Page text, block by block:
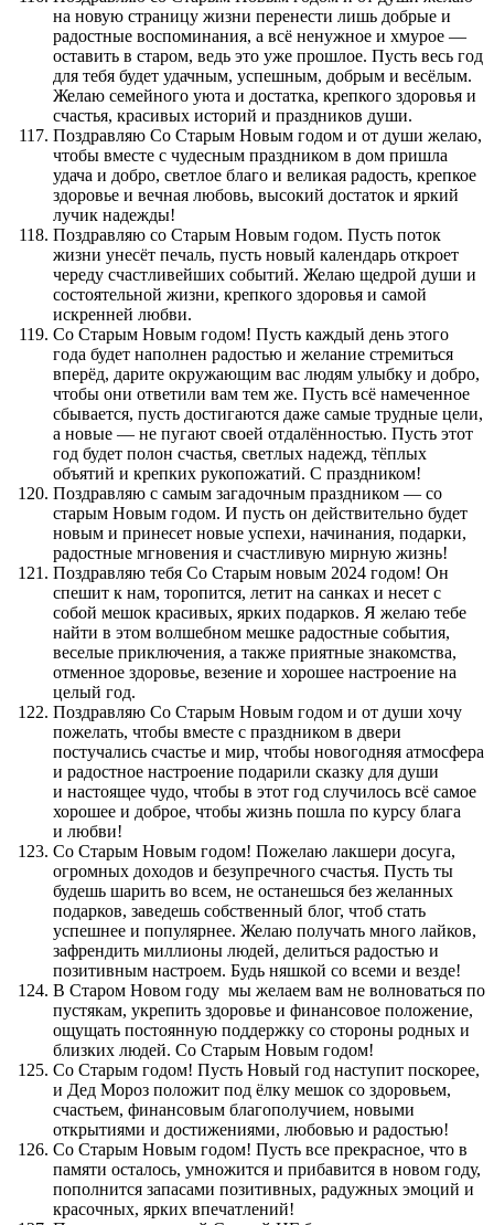
на новую страницу жизни перенести лишь добрые и
радостные воспоминания, а всё ненужное и хмурое —
оставить в старом, ведь это уже прошлое. Пусть весь год
для тебя будет удачным, успешным, добрым и весёлым.
Желаю семейного уюта и достатка, крепкого здоровья и
счастья, красивых историй и праздников души.
Поздравляю Со Старым Новым годом и от души желаю,
чтобы вместе с чудесным праздником в дом пришла
удача и добро, светлое благо и великая радость, крепкое
здоровье и вечная любовь, высокий достаток и яркий
лучик надежды!
Поздравляю со Старым Новым годом. Пусть поток
жизни унесёт печаль, пусть новый календарь откроет
череду счастливейших событий. Желаю щедрой души и
состоятельной жизни, крепкого здоровья и самой
искренней любви.
Со Старым Новым годом! Пусть каждый день этого
года будет наполнен радостью и желание стремиться
вперёд, дарите окружающим вас людям улыбку и добро,
чтобы они ответили вам тем же. Пусть всё намеченное
сбывается, пусть достигаются даже самые трудные цели,
а новые — не пугают своей отдалённостью. Пусть этот
год будет полон счастья, светлых надежд, тёплых
объятий и крепких рукопожатий. С праздником!
Поздравляю с самым загадочным праздником — со
старым Новым годом. И пусть он действительно будет
новым и принесет новые успехи, начинания, подарки,
радостные мгновения и счастливую мирную жизнь!
Поздравляю тебя Со Старым новым 2024 годом! Он
спешит к нам, торопится, летит на санках и несет с
собой мешок красивых, ярких подарков. Я желаю тебе
найти в этом волшебном мешке радостные события,
веселые приключения, а также приятные знакомства,
отменное здоровье, везение и хорошее настроение на
целый год.
Поздравляю Со Старым Новым годом и от души хочу
пожелать, чтобы вместе с праздником в двери
постучались счастье и мир, чтобы новогодняя атмосфера
и радостное настроение подарили сказку для души
и настоящее чудо, чтобы в этот год случилось всё самое
хорошее и доброе, чтобы жизнь пошла по курсу блага
и любви!
Со Старым Новым годом! Пожелаю лакшери досуга,
огромных доходов и безупречного счастья. Пусть ты
будешь шарить во всем, не останешься без желанных
подарков, заведешь собственный блог, чтоб стать
успешнее и популярнее. Желаю получать много лайков,
зафрендить миллионы людей, делиться радостью и
позитивным настроем. Будь няшкой со всеми и везде!
В Старом Новом году мы желаем вам не волноваться по
пустякам, укрепить здоровье и финансовое положение,
ощущать постоянную поддержку со стороны родных и
близких людей. Со Старым Новым годом!
Со Старым годом! Пусть Новый год наступит поскорее,
и Дед Мороз положит под ёлку мешок со здоровьем,
счастьем, финансовым благополучием, новыми
открытиями и достижениями, любовью и радостью!
Со Старым Новым годом! Пусть все прекрасное, что в
памяти осталось, умножится и прибавится в новом году,
пополнится запасами позитивных, радужных эмоций и
красочных, ярких впечатлений!